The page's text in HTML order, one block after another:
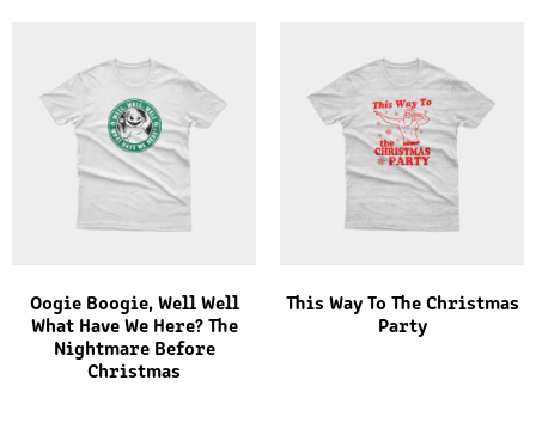
Oogie Boogie, Well Well
What Have We Here? The
Nightmare Before
Christmas
This Way To The Christmas
Party